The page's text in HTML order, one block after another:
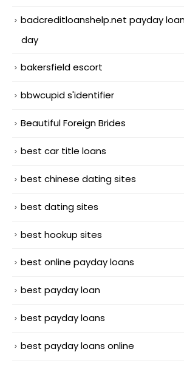
badcreditloanshelp.net payday
day
bakersfield escort
bbwcupid s'identifier
Beautiful Foreign Brides
best car title loans
best chinese dating sites
best dating sites
best hookup sites
best online payday loans
best payday loan
best payday loans
best payday loans online